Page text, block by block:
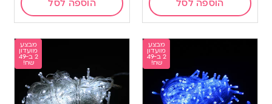
הוספה לסל הוספה לסל
מבצע
מועדון
2 ב-49
שח!
מבצע
מועדון
2 ב-49
שח!